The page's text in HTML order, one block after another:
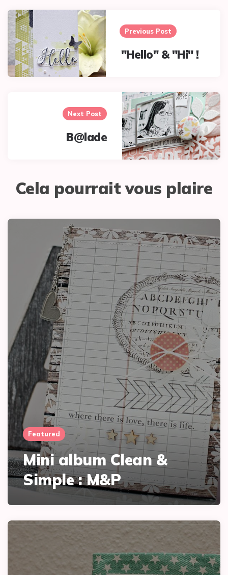
Post
navigation
Previous Post
"Hello" & "Hi" !
Next Post
B@lade
Cela pourrait vous plaire
Featured
Mini album Clean &
Simple : M&P